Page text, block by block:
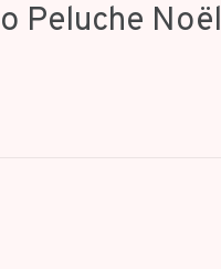
Peluche Noël